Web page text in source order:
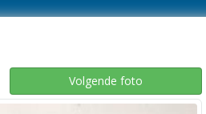
Volgende foto